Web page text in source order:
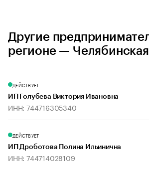
Другие
регионе —
ДЕЙСТВУЕТ
ИП Голубева Виктория Ивановна
ИНН: 744716305340
ДЕЙСТВУЕТ
ИП Дроботова Полина Ильинична
ИНН: 744714028109